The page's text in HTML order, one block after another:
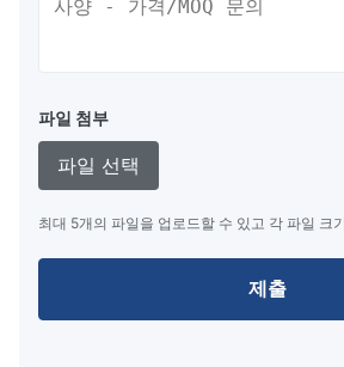
파일 첨부
파일 선택
최대 5개의 파일을 업로드할 수 있고 각 파일 크
제출